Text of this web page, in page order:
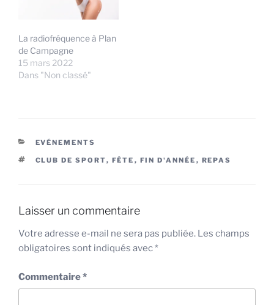
La radiofréquence à Plan
de Campagne
15 mars 2022
Dans "Non classé"
CATÉGORIES
EVÉNEMENTS
ÉTIQUETTES
CLUB DE SPORT, FÊTE , FIN D'ANNÉE , REPAS
Laisser un commentaire
Votre adresse e-mail ne sera pas publiée. Les champs
obligatoires sont indiqués avec*
Commentaire*